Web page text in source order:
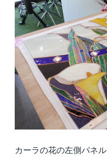
カーラの花の左側パネル